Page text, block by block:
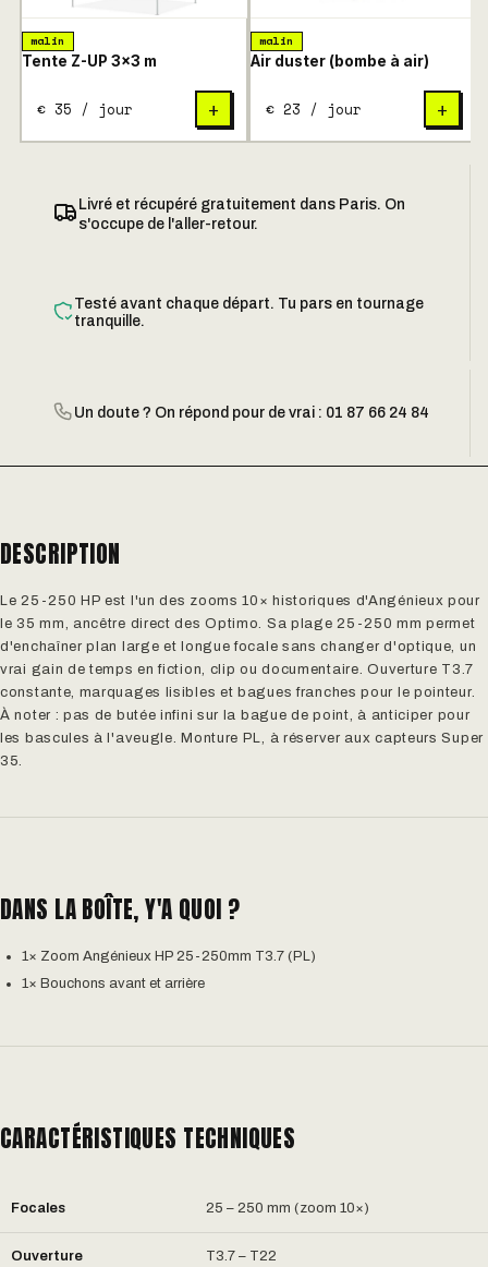
malin
Tente Z-UP 3×3 m
€ 35 / jour +
malin
Air duster (bombe à air)
€ 23 / jour +
Livré et récupéré gratuitement dans Paris. On
s'occupe de l'aller-retour.
Testé avant chaque départ. Tu pars en tournage
tranquille.
Un doute ? On répond pour de vrai : 01 87 66 24 84
DESCRIPTION
Le 25-250 HP est l'un des zooms 10× historiques d'Angénieux pour
le 35 mm, ancêtre direct des Optimo. Sa plage 25-250 mm permet
d'enchaîner plan large et longue focale sans changer d'optique, un
vrai gain de temps en fiction, clip ou documentaire. Ouverture T3.7
constante, marquages lisibles et bagues franches pour le pointeur.
À noter : pas de butée infini sur la bague de point, à anticiper pour
les bascules à l'aveugle. Monture PL, à réserver aux capteurs Super
35.
DANS LA BOÎTE, Y'A QUOI ?
1× Zoom Angénieux HP 25-250mm T3.7 (PL)
1× Bouchons avant et arrière
CARACTÉRISTIQUES TECHNIQUES
Focales 25 – 250 mm (zoom 10×)
Ouverture T3.7 – T22